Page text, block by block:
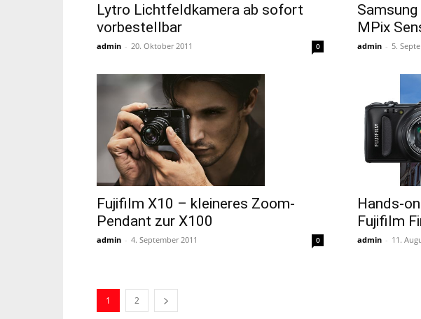
Lytro Lichtfeldkamera ab sofort
vorbestellbar
admin - 20. Oktober 2011 0
MPix
admin - 5.
Fujifilm X10 – kleineres Zoom-
Pendant zur X100
admin - 4. September 2011 0
Hands-
Fujifilm
admin - 11.
1 2